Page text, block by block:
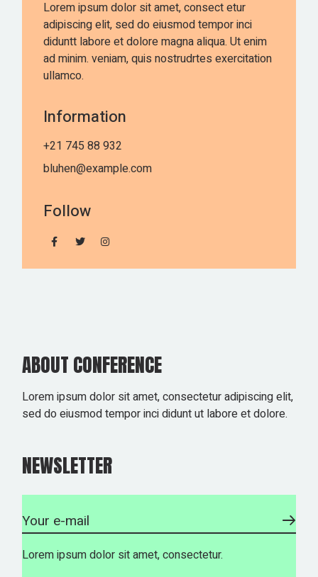
Lorem ipsum dolor sit amet, consect etur
adipiscing elit, sed do eiusmod tempor inci
diduntt labore et dolore magna aliqua. Ut enim
ad minim. veniam, quis nostrudrtes exercitation
ullamco.
Information
+21 745 88 932
bluhen@example.com
Follow
ABOUT CONFERENCE
Lorem ipsum dolor sit amet, consectetur adipiscing elit,
sed do eiusmod tempor inci didunt ut labore et dolore.
NEWSLETTER
Lorem ipsum dolor sit amet, consectetur.